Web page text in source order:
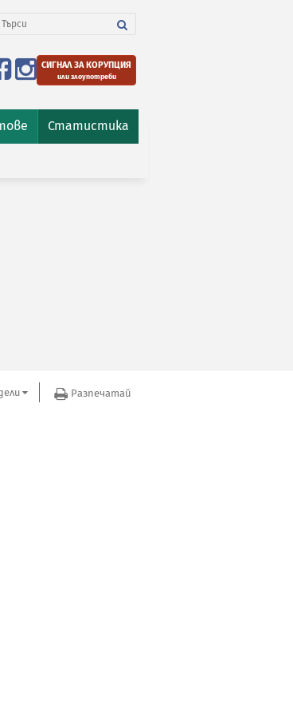
СИГНАЛ ЗА КОРУПЦИЯ
или злоупотреби
Статистика
Разпечатай